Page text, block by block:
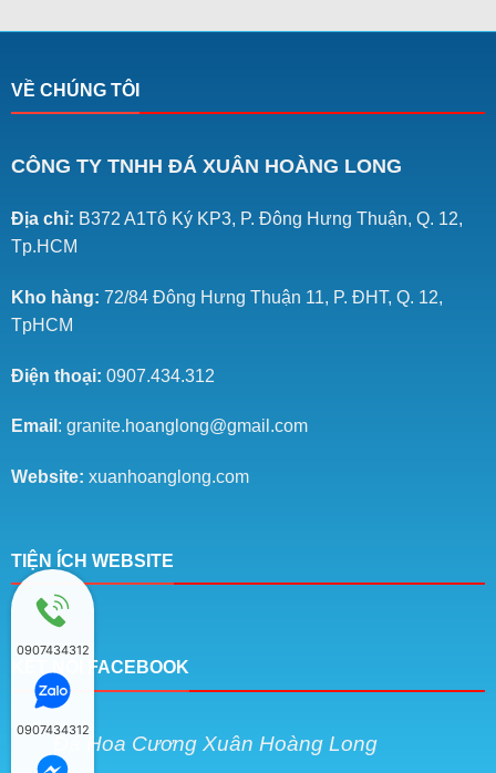
VỀ CHÚNG TÔI
CÔNG TY TNHH ĐÁ XUÂN HOÀNG LONG
Địa chỉ: B372 A1Tô Ký KP3, P. Đông Hưng Thuận, Q. 12,
Tp.HCM
Kho hàng: 72/84 Đông Hưng Thuận 11, P. ĐHT, Q. 12,
TpHCM
Điện thoại: 0907.434.312
Email : granite.hoanglong@gmail.com
Website: xuanhoanglong.com
TIỆN ÍCH WEBSITE
KẾT NỐI FACEBOOK
Đá Hoa Cương Xuân Hoàng Long
0907434312
0907434312